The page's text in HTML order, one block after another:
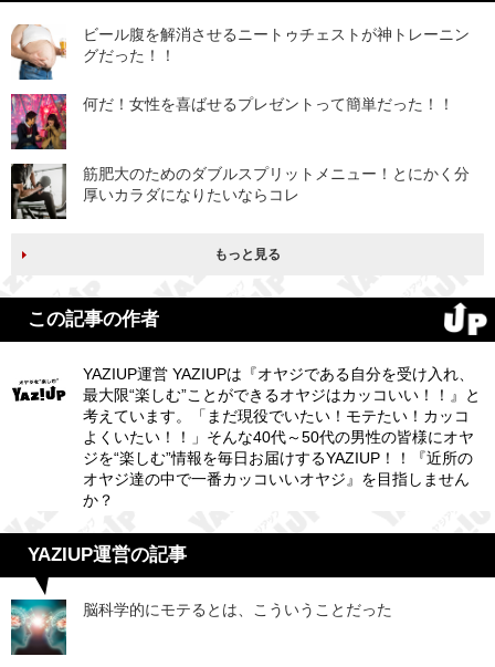
ビール腹を解消させるニートゥチェストが神トレーニン
グだった！！
何だ！女性を喜ばせるプレゼントって簡単だった！！
筋肥大のためのダブルスプリットメニュー！とにかく分
厚いカラダになりたいならコレ
もっと見る
この記事の作者
YAZIUP運営 YAZIUPは『オヤジである自分を受け入れ、
最大限“楽しむ”ことができるオヤジはカッコいい！！』と
考えています。「まだ現役でいたい！モテたい！カッコ
よくいたい！！」そんな40代～50代の男性の皆様にオヤ
ジを“楽しむ”情報を毎日お届けするYAZIUP！！『近所の
オヤジ達の中で一番カッコいいオヤジ』を目指しません
か？
YAZIUP運営の記事
脳科学的にモテるとは、こういうことだった